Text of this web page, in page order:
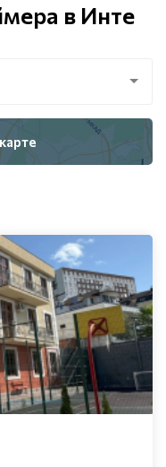
в Инте